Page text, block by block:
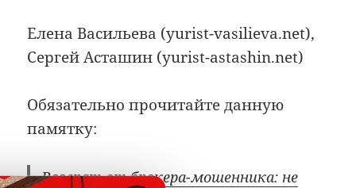
Елена Васильева (yurist-vasilieva.net),
Сергей Асташин (yurist-astashin.net)
Обязательно прочитайте данную
памятку:
Возврат от брокера-мошенника: не